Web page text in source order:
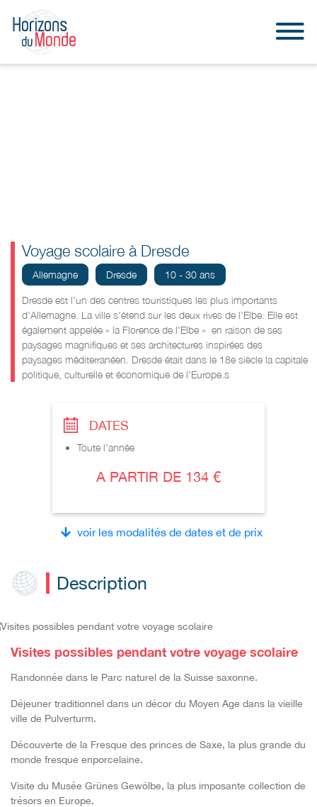
Voyage scolaire à Dresde
Allemagne Dresde 10 - 30 ans
Dresde est l'un des centres touristiques les plus importants
d'Allemagne. La ville s'étend sur les deux rives de l'Elbe. Elle est
également appelée « la Florence de l'Elbe » en raison de ses
paysages magnifiques et ses architectures inspirées des
paysages méditerranéen. Dresde était dans le 18e siècle la capitale
politique, culturelle et économique de l'Europe.s
DATES
Toute l'année
A PARTIR DE 134 €
voir les modalités de dates et de prix
Description
Visites possibles pendant votre voyage scolaire
Randonnée dans le Parc naturel de la Suisse saxonne.
Déjeuner traditionnel dans un décor du Moyen Age dans la vieille
ville de Pulverturm.
Découverte de la Fresque des princes de Saxe, la plus grande du
monde fresque enporcelaine.
Visite du Musée Grünes Gewölbe, la plus imposante collection de
trésors en Europe.